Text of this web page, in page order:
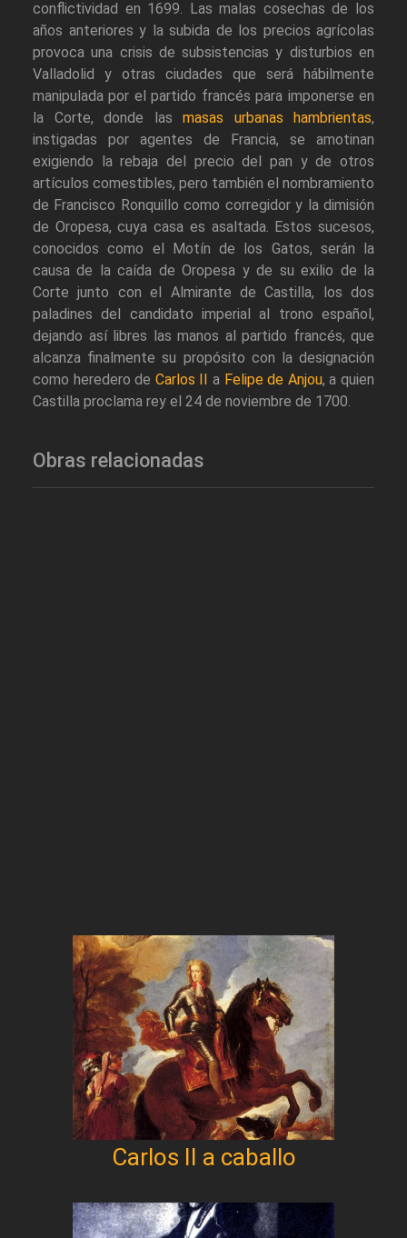
conflictividad en 1699. Las malas cosechas de los
años anteriores y la subida de los precios agrícolas
provoca una crisis de subsistencias y disturbios en
Valladolid y otras ciudades que será hábilmente
manipulada por el partido francés para imponerse en
la Corte, donde las masas urbanas hambrientas,
instigadas por agentes de Francia, se amotinan
exigiendo la rebaja del precio del pan y de otros
artículos comestibles, pero también el nombramiento
de Francisco Ronquillo como corregidor y la dimisión
de Oropesa, cuya casa es asaltada. Estos sucesos,
conocidos como el Motín de los Gatos, serán la
causa de la caída de Oropesa y de su exilio de la
Corte junto con el Almirante de Castilla, los dos
paladines del candidato imperial al trono español,
dejando así libres las manos al partido francés, que
alcanza finalmente su propósito con la designación
como heredero de Carlos II a Felipe de Anjou, a quien
Castilla proclama rey el 24 de noviembre de 1700.
Obras relacionadas
Carlos II a caballo